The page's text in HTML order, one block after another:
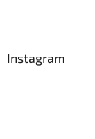
Instagram